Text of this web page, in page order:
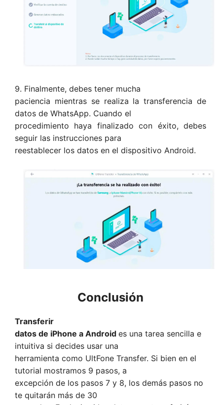
9. Finalmente, debes tener mucha
paciencia mientras se realiza la transferencia de
datos de WhatsApp. Cuando el
procedimiento haya finalizado con éxito, debes
seguir las instrucciones para
reestablecer los datos en el dispositivo Android.
Conclusión
Transferir
datos de iPhone a Android es una tarea sencilla e
intuitiva si decides usar una
herramienta como UltFone Transfer. Si bien en el
tutorial mostramos 9 pasos, a
excepción de los pasos 7 y 8, los demás pasos no
te quitarán más de 30